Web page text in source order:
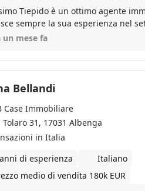
Tiepido è un ottimo agente
sempre la sua esperienza nel
un mese fa
Bellandi
Case Immobiliare
Tolaro 31, 17031 Albenga
in Italia
di esperienza
Italiano
medio di vendita 180k EUR